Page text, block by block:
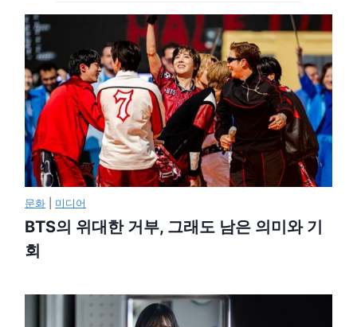
문화 미디어
BTS의 위대한 거부, 그래도 남은 의미와 기
회